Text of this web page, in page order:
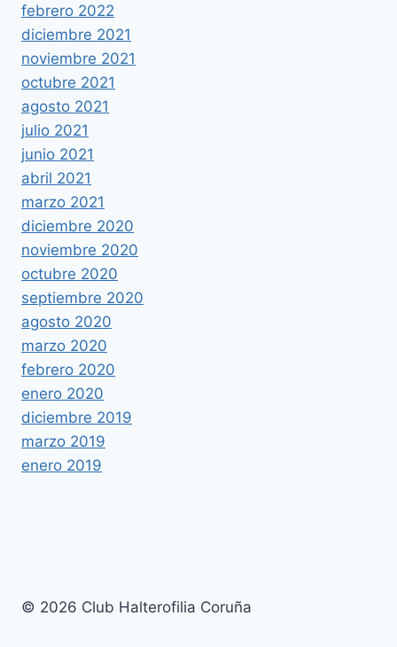
febrero 2022
diciembre 2021
noviembre 2021
octubre 2021
agosto 2021
julio 2021
junio 2021
abril 2021
marzo 2021
diciembre 2020
noviembre 2020
octubre 2020
septiembre 2020
agosto 2020
marzo 2020
febrero 2020
enero 2020
diciembre 2019
marzo 2019
enero 2019
© 2026 Club Halterofilia Coruña